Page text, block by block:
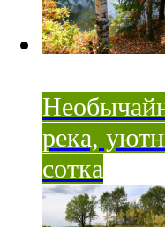
река,
сотка